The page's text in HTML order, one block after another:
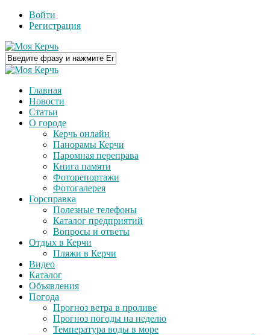
Войти
Регистрация
Главная
Новости
Статьи
О городе
Керчь онлайн
Панорамы Керчи
Паромная переправа
Книга памяти
Фоторепортажи
Фотогалерея
Горсправка
Полезные телефоны
Каталог предприятий
Вопросы и ответы
Отдых в Керчи
Пляжи в Керчи
Видео
Каталог
Объявления
Погода
Прогноз ветра в проливе
Прогноз погоды на неделю
Температура воды в море